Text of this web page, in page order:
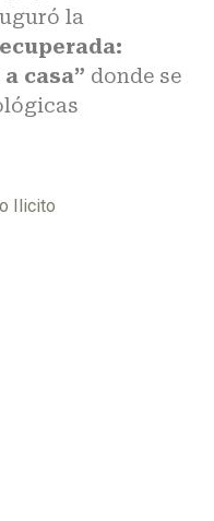
la
casa” donde se
Ilicito